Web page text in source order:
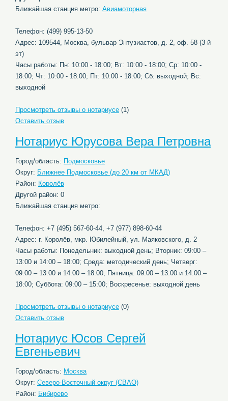
Ближайшая станция метро: Авиамоторная
Телефон: (499) 995-13-50
Адрес: 109544, Москва, бульвар Энтузиастов, д. 2, оф. 58 (3-й
эт)
Часы работы: Пн: 10:00 - 18:00; Вт: 10:00 - 18:00; Ср: 10:00 -
18:00; Чт: 10:00 - 18:00; Пт: 10:00 - 18:00; Сб: выходной; Вс:
выходной
Просмотреть отзывы о нотариусе (1)
Оставить отзыв
Нотариус Юрусова Вера Петровна
Город/область: Подмосковье
Округ: Ближнее Подмосковье (до 20 км от МКАД)
Район: Королёв
Другой район: 0
Ближайшая станция метро:
Телефон: +7 (495) 567-60-44, +7 (977) 898-60-44
Адрес: г. Королёв, мкр. Юбилейный, ул. Маяковского, д. 2
Часы работы: Понедельник: выходной день; Вторник: 09:00 –
13:00 и 14:00 – 18:00; Среда: методический день; Четверг:
09:00 – 13:00 и 14:00 – 18:00; Пятница: 09:00 – 13:00 и 14:00 –
18:00; Суббота: 09:00 – 15:00; Воскресенье: выходной день
Просмотреть отзывы о нотариусе (0)
Оставить отзыв
Нотариус Юсов Сергей
Евгеньевич
Город/область: Москва
Округ: Северо-Восточный округ (СВАО)
Район: Бибирево